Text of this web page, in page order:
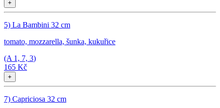
+
5) La Bambini 32 cm
tomato, mozzarella, šunka, kukuřice
(A 1, 7, 3)
165 Kč
+
7) Capriciosa 32 cm